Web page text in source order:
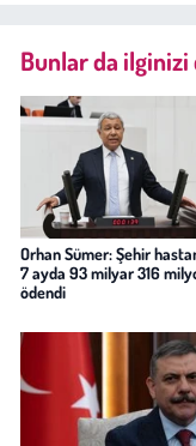
Bunlar da
Orhan Sümer: Şehir
7 ayda 93 milyar 316
ödendi